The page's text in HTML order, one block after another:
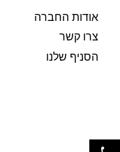
אודות החברה
צרו קשר
הסניף שלנו
פתח סרגל נגישות